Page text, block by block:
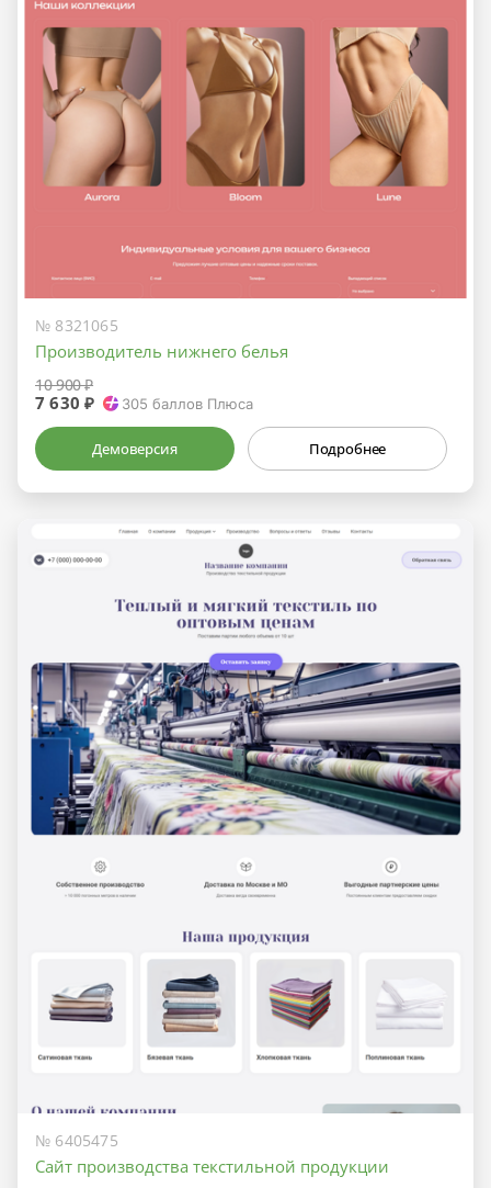
№ 8321065
Производитель нижнего белья
10 900 ₽
7 630 ₽ 305 баллов Плюса
Демоверсия Подробнее
№ 6405475
Сайт производства текстильной продукции